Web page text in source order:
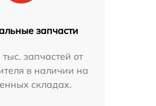
запчасти
запчастей от
в наличии на
складах.